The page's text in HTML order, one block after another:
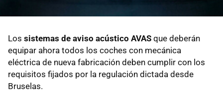
Los sistemas de aviso acústico AVAS que deberán
equipar ahora todos los coches con mecánica
eléctrica de nueva fabricación deben cumplir con los
requisitos fijados por la regulación dictada desde
Bruselas.